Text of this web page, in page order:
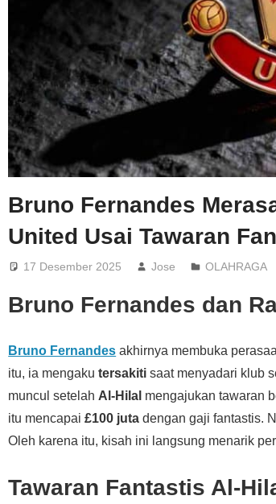
Bruno Fernandes
United Usai Tawaran
17 Desember 2025 Jose OLAHRAGA
Bruno Fernandes dan
Bruno Fernandes akhirnya membuka
itu, ia mengakutersakiti saat menyadari klub
muncul setelah Al-Hilal mengajukan tawaran
itu mencapai£100 juta dengan gaji fantastis.
Oleh karena itu, kisah ini langsung menarik
Tawaran Fantastis Al-